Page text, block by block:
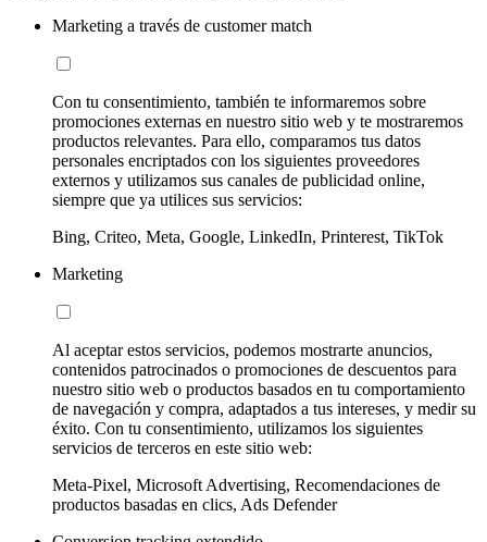
Marketing a través de customer match
Con tu consentimiento, también te informaremos sobre
promociones externas en nuestro sitio web y te mostraremos
productos relevantes. Para ello, comparamos tus datos
personales encriptados con los siguientes proveedores
externos y utilizamos sus canales de publicidad online,
siempre que ya utilices sus servicios:
Bing, Criteo, Meta, Google, LinkedIn, Printerest, TikTok
Marketing
Al aceptar estos servicios, podemos mostrarte anuncios,
contenidos patrocinados o promociones de descuentos para
nuestro sitio web o productos basados en tu comportamiento
de navegación y compra, adaptados a tus intereses, y medir su
éxito. Con tu consentimiento, utilizamos los siguientes
servicios de terceros en este sitio web:
Meta-Pixel, Microsoft Advertising, Recomendaciones de
productos basadas en clics, Ads Defender